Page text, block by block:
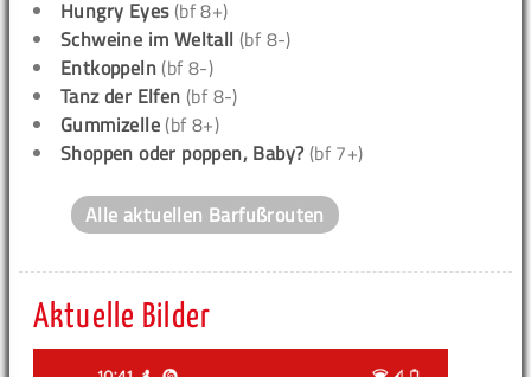
Hungry Eyes(bf 8+)
Schweine im Weltall (bf 8-)
Entkoppeln (bf 8-)
Tanz der Elfen (bf 8-)
Gummizelle (bf 8+)
Shoppen oder poppen, Baby? (bf 7+)
Alle aktuellen Barfußrouten
Aktuelle Bilder